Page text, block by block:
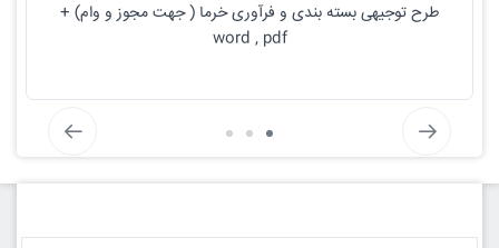
طرح توجیهی بسته بندی و فرآوری خرما ( جهت مجوز و وام) +
word , pdf